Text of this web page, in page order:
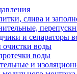
слива и
и сепараторы
воды
воды
и